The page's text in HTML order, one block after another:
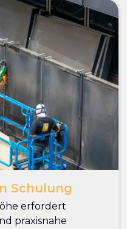
Schulung
erfordert
praxisnahe